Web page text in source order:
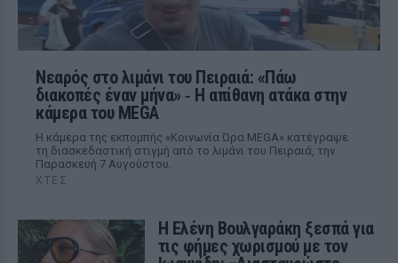
Νεαρός στο λιμάνι του Πειραιά: «Πάω
διακοπές έναν μήνα» ‑ Η απίθανη ατάκα στην
κάμερα του MEGA
Η κάμερα της εκπομπής «Κοινωνία Ώρα MEGA» κατέγραψε
τη διασκεδαστική στιγμή από το λιμάνι του Πειραιά, την
Παρασκευή 7 Αυγούστου.
ΧΤΕΣ
Η Ελένη Βουλγαράκη ξεσπά για
τις φήμες χωρισμού με τον